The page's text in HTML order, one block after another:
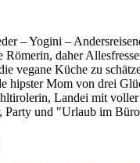
– Yogini –
Römerin, daher
vegane Küche zu
hipster Mom von drei
Landei mit
Party und "Urlaub im